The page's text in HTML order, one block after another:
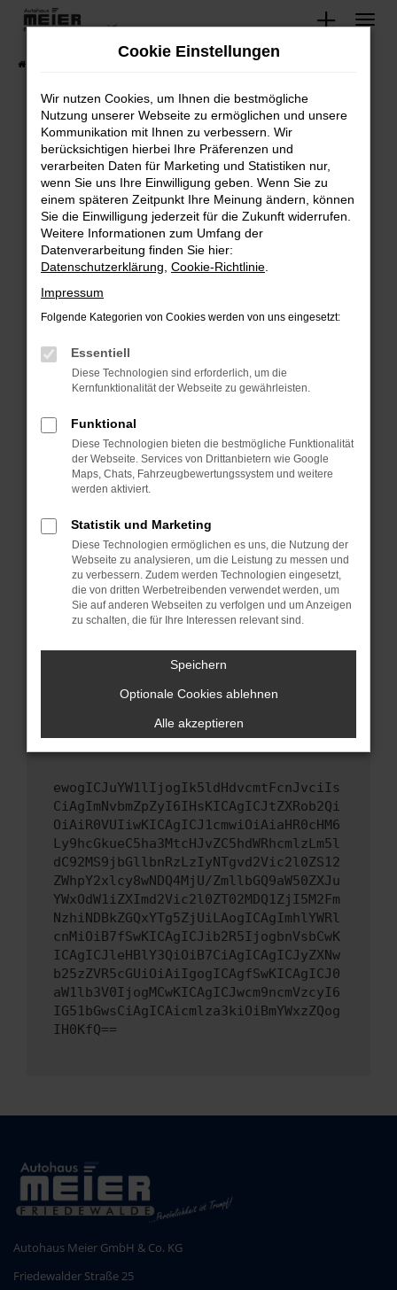
Zum
springen
Lagerfahrzeuge
Fehler: Network Error
Beim Laden ist ein Fehler aufgetreten.
Hier sind ein paar Tipps, die dir helfen können:
Überprüfe deine Firewall und deine
Internetverbindung.
Laden andere Webseiten, zum Beispiel deine
Suchmaschine?
Prüfe deine Browsererweiterungen.
können das Laden bestimmter Seiten
verhindern. Funktioniert die Seite in einem
anderen Browser oder in einem privaten
Starte dein Gerät neu.
Das kann manchmal helfen, vorübergehende
Probleme zu beheben.
Betriebssystem auf dem neuesten Stand
sind.
Veraltete Software birgt nicht nur ein
Sicherheitsrisiko, sondern kann auch dazu
führen, dass bestimmte Funktionen nicht mehr
unterstützt werden.
Wende dich an den Webseitenbetreiber.
Wenn du alle oben genannten Schritte versucht
hast, kontaktiere uns bitte. Wir werden
versuchen, das Problem zu beheben. Du kannst
uns diesen Text schicken, um uns bei der
ewogICJuYW1lIjogIk5ldHdvcmtFcnJvciIs
CiAgImNvbmZpZyI6IHsKICAgICJtZXRob2Qi
OiAiR0VUIiwKICAgICJ1cmwiOiAiaHR0cHM6
Ly9hcGkueC5ha3MtcHJvZC5hdWRhcmlzLm5l
dC92MS9jbGllbnRzLzIyNTgvd2Vic2l0ZS12
ZWhpY2xlcy8wNDQ4MjU/ZmllbGQ9aW50ZXJu
YWxOdW1iZXImd2Vic2l0ZT02MDQ1ZjI5M2Fm
NzhiNDBkZGQxYTg5ZjUiLAogICAgImhlYWRl
cnMiOiB7fSwKICAgICJib2R5IjogbnVsbCwK
ICAgICJleHBlY3QiOiB7CiAgICAgICJyZXNw
b25zZVR5cGUiOiAiIgogICAgfSwKICAgICJ0
aW1lb3V0IjogMCwKICAgICJwcm9ncmVzcyI6
IG51bGwsCiAgICAicmlza3kiOiBmYWxzZQog
IH0KfQ==
Autohaus Meier GmbH & Co. KG
Friedewalder Straße 25
Cookie Einstellungen
Wir nutzen Cookies, um Ihnen die bestmögliche
Nutzung unserer Webseite zu ermöglichen und unsere
Kommunikation mit Ihnen zu verbessern. Wir
berücksichtigen hierbei Ihre Präferenzen und
verarbeiten Daten für Marketing und Statistiken nur,
wenn Sie uns Ihre Einwilligung geben. Wenn Sie zu
einem späteren Zeitpunkt Ihre Meinung ändern, können
Sie die Einwilligung jederzeit für die Zukunft widerrufen.
Weitere Informationen zum Umfang der
Datenverarbeitung finden Sie hier:
Datenschutzerklärung Cookie-Richtlinie
Impressum
Folgende Kategorien von Cookies werden von uns eingesetzt:
Essentiell
Diese Technologien sind erforderlich, um die
Kernfunktionalität der Webseite zu gewährleisten.
Funktional
Diese Technologien bieten die bestmögliche Funktionalität
der Webseite. Services von Drittanbietern wie Google
Maps, Chats, Fahrzeugbewertungssystem und weitere
werden aktiviert.
Statistik und Marketing
Diese Technologien ermöglichen es uns, die Nutzung der
Webseite zu analysieren, um die Leistung zu messen und
zu verbessern. Zudem werden Technologien eingesetzt,
die von dritten Werbetreibenden verwendet werden, um
Sie auf anderen Webseiten zu verfolgen und um Anzeigen
zu schalten, die für Ihre Interessen relevant sind.
Speichern
Optionale Cookies ablehnen
Alle akzeptieren